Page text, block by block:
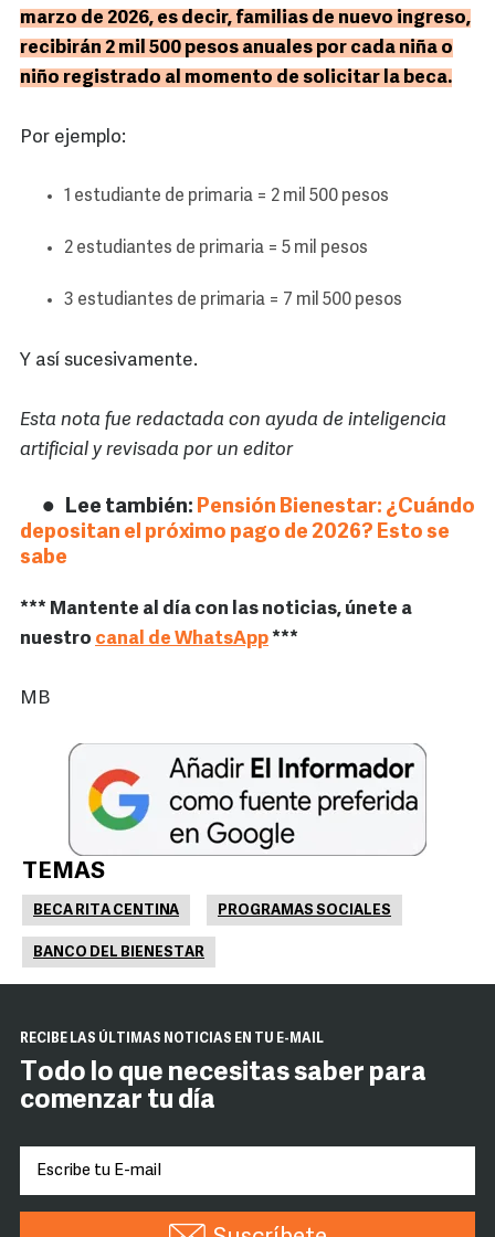
marzo de 2026, es decir, familias de nuevo ingreso,
recibirán 2 mil 500 pesos anuales por cada niña o
niño registrado al momento de solicitar la beca.
Por ejemplo:
1 estudiante de primaria = 2 mil 500 pesos
2 estudiantes de primaria = 5 mil pesos
3 estudiantes de primaria = 7 mil 500 pesos
Y así sucesivamente.
Esta nota fue redactada con ayuda de inteligencia
artificial y revisada por un editor
Lee también: Pensión Bienestar: ¿Cuándo
depositan el próximo pago de 2026? Esto se
sabe
*** Mantente al día con las noticias, únete a
nuestro canal de WhatsApp***
MB
TEMAS
BECA RITA CENTINA PROGRAMAS SOCIALES
BANCO DEL BIENESTAR
RECIBE LAS ÚLTIMAS NOTICIAS EN TU E-MAIL
Todo lo que necesitas saber para
comenzar tu día